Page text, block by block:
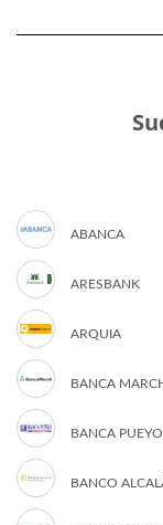
ABANCA
ARESBANK
ARQUIA
BANCA
BANCA PUEYO
BANCO